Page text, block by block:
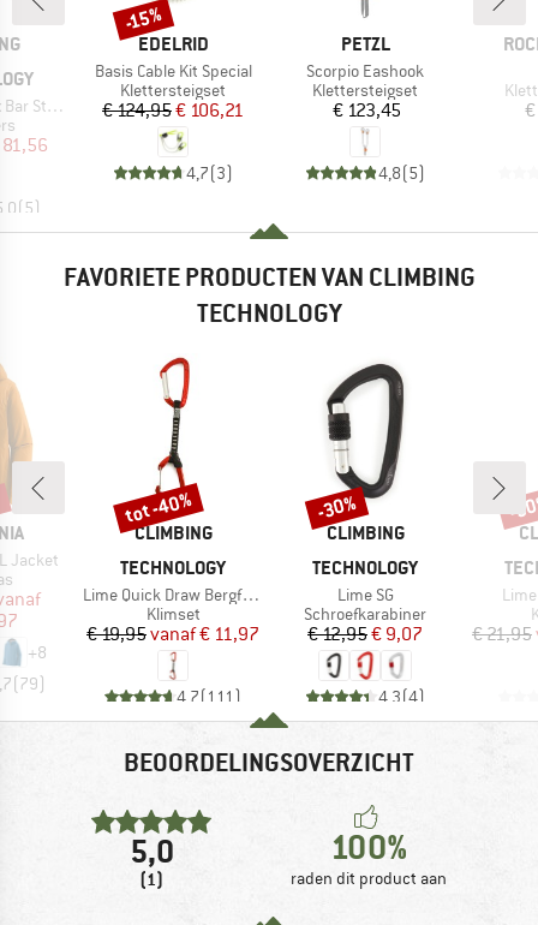
Steel
prijs
(5)
MERK
EDELRID
Artikel
Basis Cable Kit Special
Productgroep
Klettersteigset
Prijs
€ 124,95Verlaagde prijs
€ 106,21
4,7(3)
Korting
-15%
MERK
PETZL
Artikel
Scorpio Eashook
Productgroep
Klettersteigset
Prijs
€ 123,45
4,8(5)
FAVORIETE PRODUCTEN VAN CLIMBING
TECHNOLOGY
Jacket
prijs
+8
(79)
MERK
CLIMBING
TECHNOLOGY
Artikel
Lime Quick Draw Bergfreunde Edition
Productgroep
Klimset
Prijs
€ 19,95 Verlaagde prijs
vanaf€ 11,97
4,7(111 )
Korting
tot -40%
MERK
CLIMBING
TECHNOLOGY
Artikel
Lime SG
Productgroep
Schroefkarabiner
Prijs
€ 12,95Verlaagde prijs
€ 9,07
4,3(4)
Korting
-30%
€ 21,95
-
BEOORDELINGSOVERZICHT
5,0
(1)
100%
raden dit product aan